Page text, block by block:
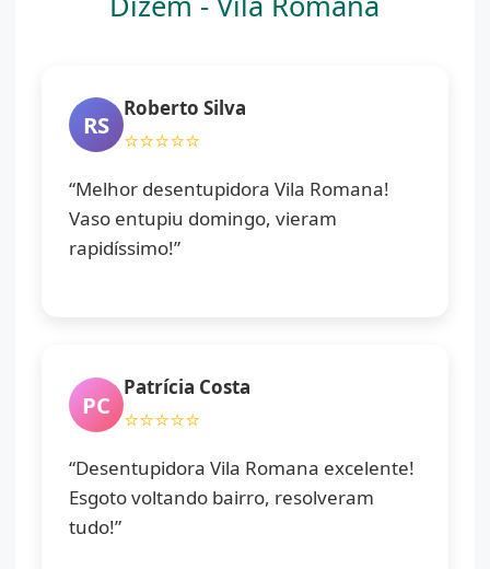
RS
Roberto Silva
⭐⭐⭐⭐⭐
“Melhor desentupidora Vila Romana!
Vaso entupiu domingo, vieram
rapidíssimo!”
PC
Patrícia Costa
⭐⭐⭐⭐⭐
“Desentupidora Vila Romana excelente!
Esgoto voltando bairro, resolveram
tudo!”